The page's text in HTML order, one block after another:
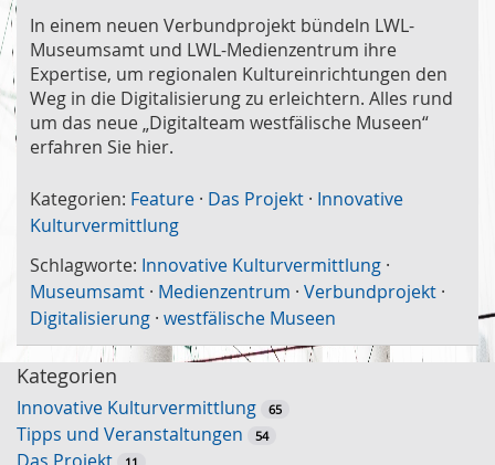
In einem neuen Verbundprojekt bündeln LWL-
Museumsamt und LWL-Medienzentrum ihre
Expertise, um regionalen Kultureinrichtungen den
Weg in die Digitalisierung zu erleichtern. Alles rund
um das neue „Digitalteam westfälische Museen“
erfahren Sie hier.
Kategorien: Feature · Das Projekt · Innovative
Kulturvermittlung
Schlagworte: Innovative Kulturvermittlung ·
Museumsamt · Medienzentrum · Verbundprojekt ·
Digitalisierung · westfälische Museen
Kategorien
Innovative Kulturvermittlung 65
Tipps und Veranstaltungen 54